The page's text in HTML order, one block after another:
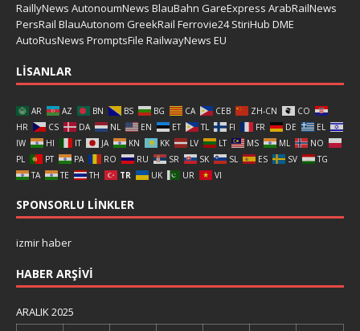
RaillyNews AutonoumNews BlauBahn GareExpress ArabRailNews
PersRail BlauAutonom GreekRail Ferrovie24 StiriHub DME
AutoRusNews PromptsFile RailwayNews EU
LISANLAR
AR AZ BN BS BG CA CEB ZH-CN
CO
HR
CS DA NL EN ET TL FI FR DE
EL
IW
HI IT JA KN KK LV LT MS ML
NO
PL
PT PA RO RU SR SK SL ES SV
TG
TA
TE TH TR UK UR VI
SPONSORLU LINKLER
izmir haber
HABER ARŞIVI
ARALIK 2025